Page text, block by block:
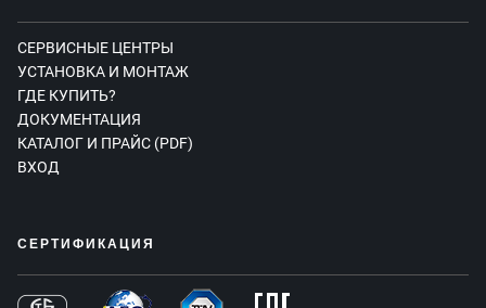
СЕРВИСНЫЕ ЦЕНТРЫ
УСТАНОВКА И МОНТАЖ
ГДЕ КУПИТЬ?
ДОКУМЕНТАЦИЯ
КАТАЛОГ И ПРАЙС (PDF)
ВХОД
СЕРТИФИКАЦИЯ